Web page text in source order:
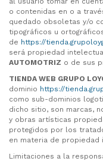
o contenidas en o a
quedado obsoletas y/o
tipográficos u
de https://
será propiedad
AUTOMOTRIZ o de sus
TIENDA WEB GRUPO
dominio https://
como sub-dominios
dicho sitio, son marcas,
y obras artísticas
protegidos por los
en materia de propiedad
Limitaciones a la